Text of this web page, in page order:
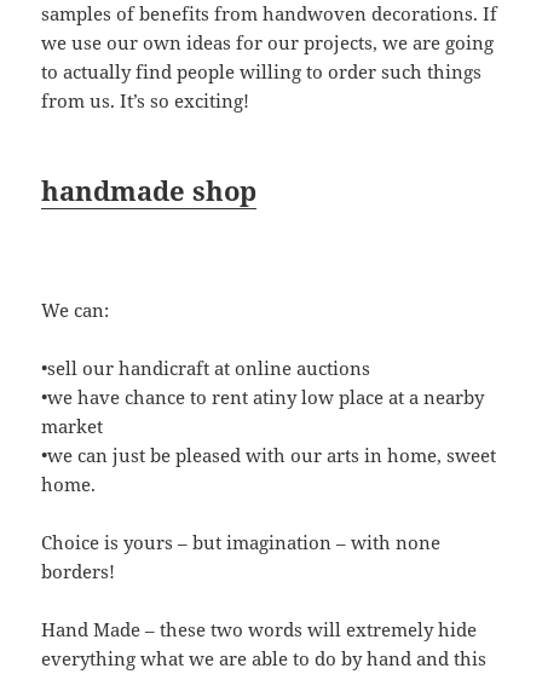
samples of benefits from handwoven decorations. If
we use our own ideas for our projects, we are going
to actually find people willing to order such things
from us. It’s so exciting!
handmade shop
We can:
•sell our handicraft at online auctions
•we have chance to rent atiny low place at a nearby
market
•we can just be pleased with our arts in home, sweet
home.
Choice is yours – but imagination – with none
borders!
Hand Made – these two words will extremely hide
everything what we are able to do by hand and this